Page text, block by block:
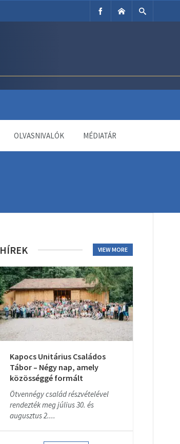
OLVASNIVALÓK MÉDIATÁR
HÍREK VIEW MORE
Kapocs Unitárius Családos
Tábor – Négy nap, amely
közösséggé formált
Ötvennégy család részvételével
rendezték meg július 30. és
augusztus 2....